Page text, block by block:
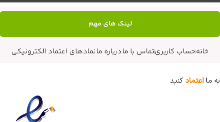
لینک های مهم
خانهحساب کاربریتماس با مادرباره مانمادهای اعتماد الکترونیکی
به مااعتمادکنید